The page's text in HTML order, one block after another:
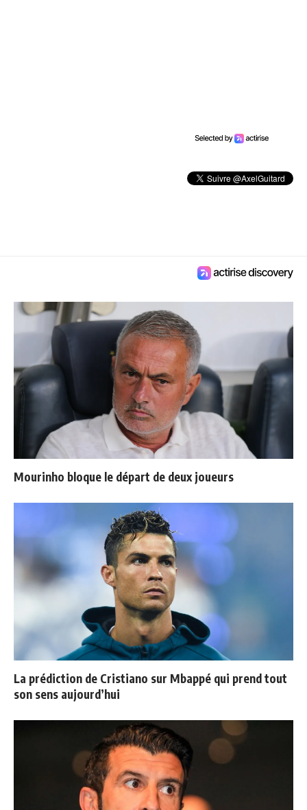
Mourinho bloque le départ de deux joueurs
La prédiction de Cristiano sur Mbappé qui prend tout
son sens aujourd’hui